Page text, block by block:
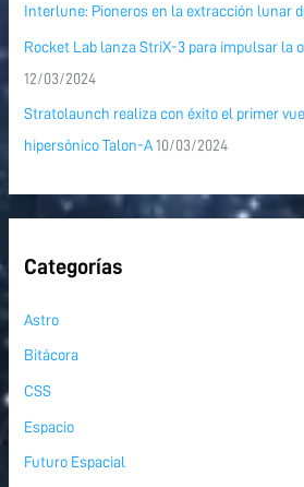
Interlune: Pioneros en la extracción lunar
Rocket Lab lanza StriX-3 para impulsar la
12/03/2024
Stratolaunch realiza con éxito el primer
hipersónico Talon-A 10/03/2024
Categorías
Astro
Bitácora
CSS
Espacio
Futuro Espacial